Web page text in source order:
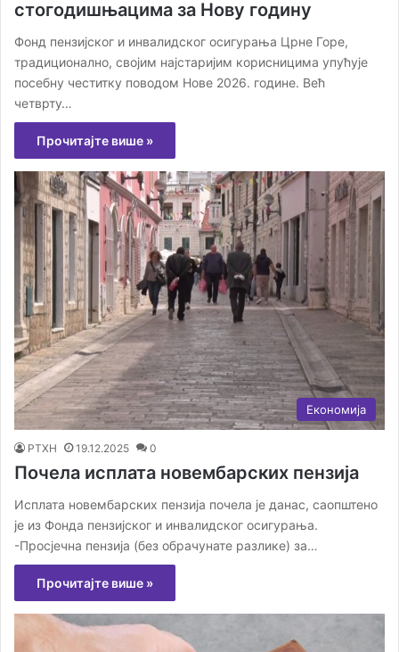
стогодишњацима за Нову годину
Фонд пензијског и инвалидског осигурања Црне Горе,
традиционално, својим најстаријим корисницима упућује
посебну честитку поводом Нове 2026. године. Већ
четврту…
Прочитајте више »
Економија
РТХН 19.12.2025 0
Почела исплата новембарских пензија
Исплата новембарских пензија почела је данас, саопштено
је из Фонда пензијског и инвалидског осигурања.
-Просјечна пензија (без обрачунате разлике) за…
Прочитајте више »